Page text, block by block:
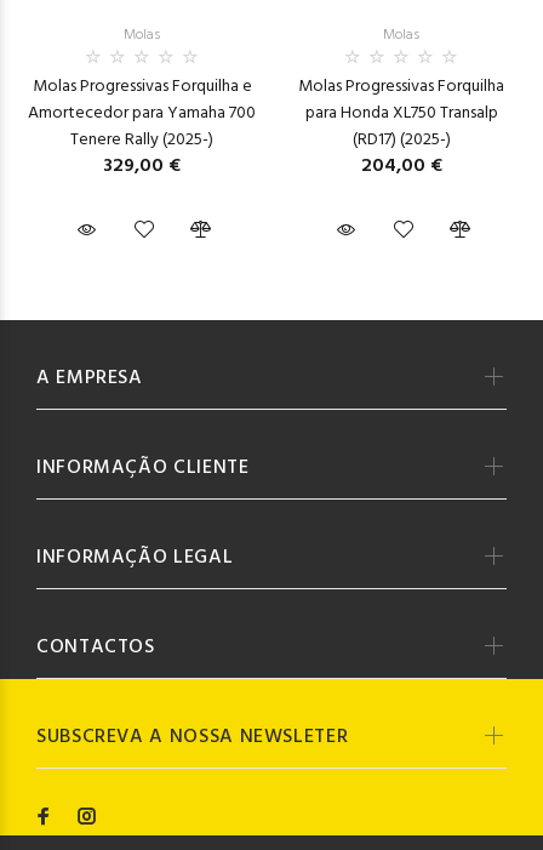
Molas
Molas Progressivas Forquilha e
Amortecedor para Yamaha 700
Tenere Rally (2025-)
329,00 €
Molas
Molas Progressivas Forquilha
para Honda XL750 Transalp
(RD17) (2025-)
204,00 €
SUBSCREVA A NOSSA NEWSLETER
A EMPRESA
INFORMAÇÃO CLIENTE
INFORMAÇÃO LEGAL
CONTACTOS